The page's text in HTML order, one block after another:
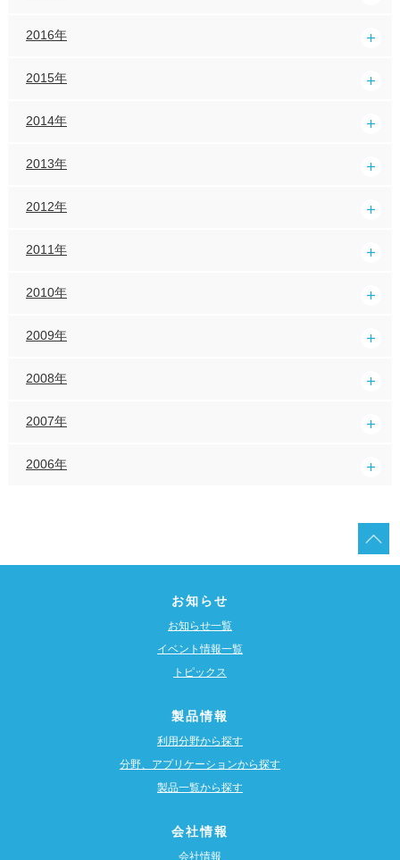
2016年
2015年
2014年
2013年
2012年
2011年
2010年
2009年
2008年
2007年
2006年
お知らせ
お知らせ一覧
イベント情報一覧
トピックス
製品情報
利用分野から探す
分野、アプリケーションから探す
製品一覧から探す
会社情報
会社情報